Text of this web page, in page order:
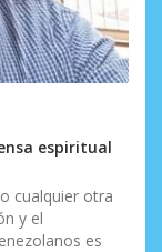
espiritual
cualquier otra
y el
es